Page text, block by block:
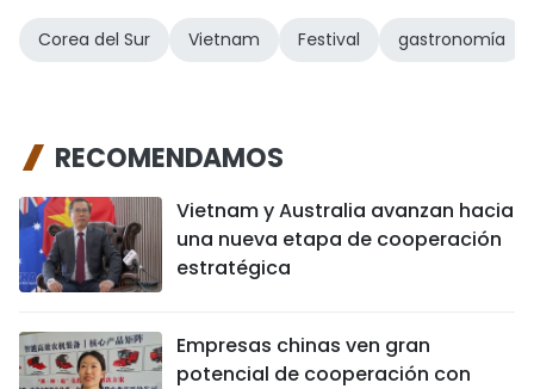
Corea del Sur Vietnam Festival gastronomía
RECOMENDAMOS
Vietnam y Australia avanzan hacia
una nueva etapa de cooperación
estratégica
Empresas chinas ven gran
potencial de cooperación con